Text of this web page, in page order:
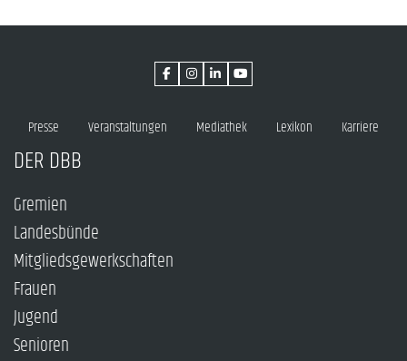
Presse Veranstaltungen Mediathek Lexikon Karriere
DER DBB
Gremien
Landesbünde
Mitgliedsgewerkschaften
Frauen
Jugend
Senioren